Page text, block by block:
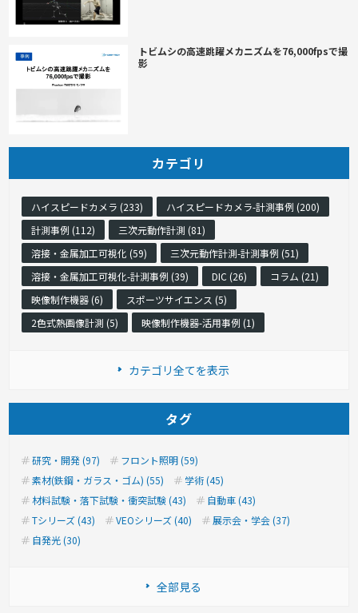
トビムシの高速跳躍メカニズムを76,000fpsで撮
影
カテゴリ
ハイスピードカメラ (233)
ハイスピードカメラ-計測事例 (200)
計測事例 (112)
三次元動作計測 (81)
溶接・金属加工可視化 (59)
三次元動作計測-計測事例 (51)
溶接・金属加工可視化-計測事例 (39)
DIC (26)
コラム (21)
映像制作機器 (6)
スポーツサイエンス (5)
2色式熱画像計測 (5)
映像制作機器-活用事例 (1)
カテゴリ全てを表示
タグ
研究・開発 (97)
フロント照明 (59)
素材(鉄鋼・ガラス・ゴム) (55)
学術 (45)
材料試験・落下試験・衝突試験 (43)
自動車 (43)
Tシリーズ (43)
VEOシリーズ (40)
展示会・学会 (37)
自発光 (30)
全部見る